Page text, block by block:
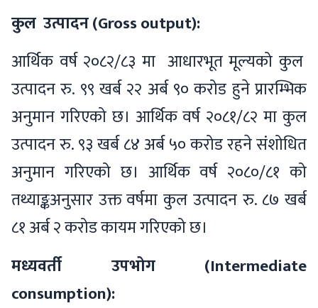
कुल उत्पादन (Gross output):
आर्थिक वर्ष २०८२/८३ मा आधारभूत मूल्यको कुल
उत्पादन रु. ९९ खर्ब २२ अर्ब ९० करोड हुने प्रारम्भिक
अनुमान गरिएको छ। आर्थिक वर्ष २०८१/८२ मा कुल
उत्पादन रु. ९३ खर्ब ८४ अर्ब ५० करोड रहने संशोधित
अनुमान गरिएको छ। आर्थिक वर्ष २०८०/८१ को
तथ्याङ्कअनुसार उक्त वर्षमा कुल उत्पादन रु. ८७ खर्ब
८१ अर्ब २ करोड कायम गरिएको छ।
मध्यवर्ती उपभोग (Intermediate
consumption):